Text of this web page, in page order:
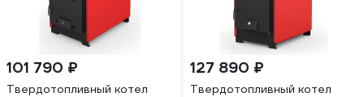
101 790 ₽
Твердотопливный котел
127 890 ₽
Твердотопливный котел